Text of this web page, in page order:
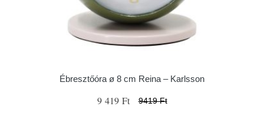
Ébresztőóra ø 8 cm Reina – Karlsson
9 419 Ft 9419 Ft